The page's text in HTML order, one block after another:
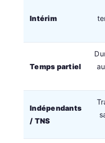
Intérim
Temps partiel
Indépendants
/ TNS